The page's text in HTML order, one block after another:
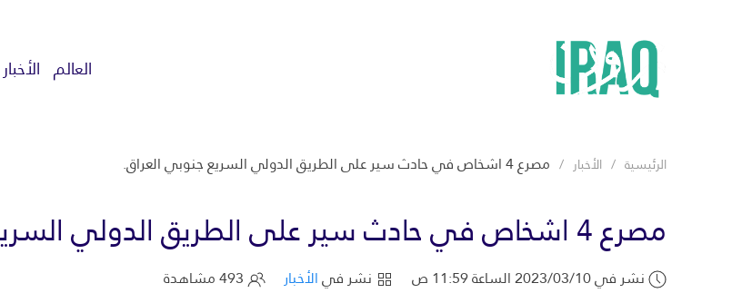
العالم الأخبار
الرئيسية الأخبار مصرع 4 اشخاص في حادث سير على الطريق الدولي السريع جنوبي العراق.
مصرع 4 اشخاص في حادث سير على الطريق الدولي السريع جنوبي العراق.
نشر في 2023/03/10 الساعة 11:59 ص نشر فيالأخبار